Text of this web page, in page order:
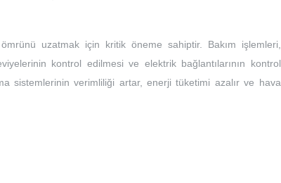
uzatmak için kritik öneme sahiptir. Bakım işlemleri,
kontrol edilmesi ve elektrik bağlantılarının kontrol
sistemlerinin verimliliği artar, enerji tüketimi azalır ve hava